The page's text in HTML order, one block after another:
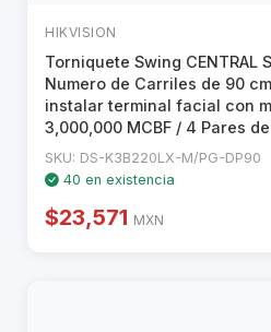
HIKVISION
Torniquete Swing CENTRAL
Numero de Carriles de 90
instalar terminal facial con
3,000,000 MCBF / 4 Pares de
SKU: DS-K3B220LX-M/PG-DP90
40 en existencia
$23,571 MXN